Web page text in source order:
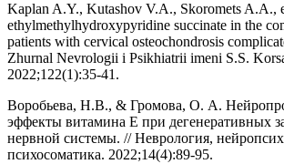
Kaplan A.Y., Kutashov V.A., Skoromets A.A.,
ethylmethylhydroxypyridine succinate in the
patients with cervical osteochondrosis
Zhurnal Nevrologii i Psikhiatrii imeni S.S.
2022;122(1):35-41.
Воробьева, Н.В., & Громова, О. А.
эффекты витамина Е при дегенеративных
нервной системы. // Неврология,
психосоматика. 2022;14(4):89-95.